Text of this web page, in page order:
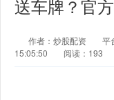
送车牌？官
作者：炒股配资 平
15:05:50
阅读：193